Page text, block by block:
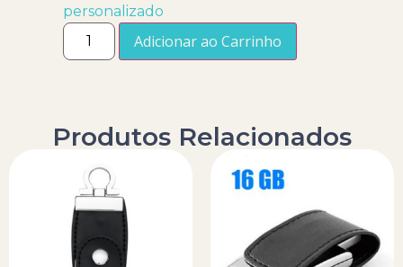
personalizado
Adicionar ao Carrinho
Produtos Relacionados